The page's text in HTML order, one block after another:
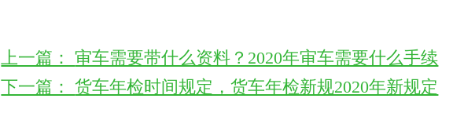
上一篇：审车需要带什么资料？2020年审车需要什么手续
下一篇：货车年检时间规定，货车年检新规2020年新规定